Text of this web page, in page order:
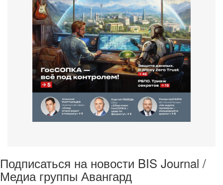
Подписаться на новости BIS Journal /
Медиа группы Авангард